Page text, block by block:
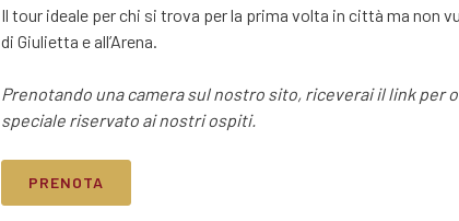
Il tour ideale per chi si trova per la prima volta in città ma non
di Giulietta e all’Arena.
Prenotando una camera sul nostro sito, riceverai il link per
speciale riservato ai nostri ospiti.
PRENOTA